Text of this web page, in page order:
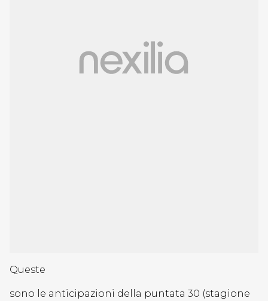
Queste
sono le anticipazioni della puntata 30 (stagione